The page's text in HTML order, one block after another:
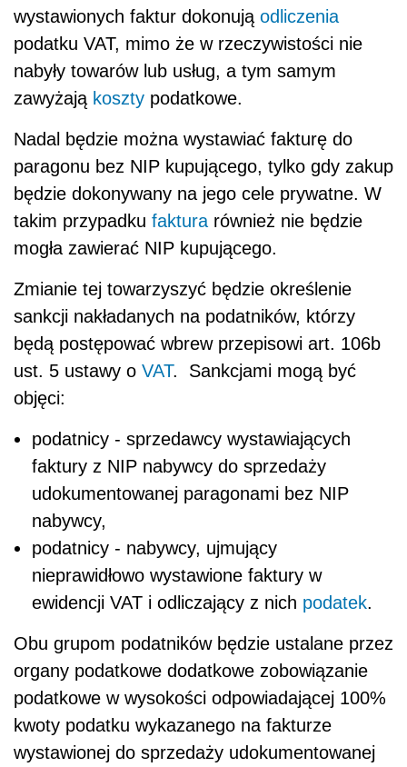
wystawionych faktur dokonują odliczenia
podatku VAT, mimo że w rzeczywistości nie
nabyły towarów lub usług, a tym samym
zawyżają koszty podatkowe.
Nadal będzie można wystawiać fakturę do
paragonu bez NIP kupującego, tylko gdy zakup
będzie dokonywany na jego cele prywatne. W
takim przypadku faktura również nie będzie
mogła zawierać NIP kupującego.
Zmianie tej towarzyszyć będzie określenie
sankcji nakładanych na podatników, którzy
będą postępować wbrew przepisowi art. 106b
ust. 5 ustawy o VAT. Sankcjami mogą być
objęci:
podatnicy - sprzedawcy wystawiających
faktury z NIP nabywcy do sprzedaży
udokumentowanej paragonami bez NIP
nabywcy,
podatnicy - nabywcy, ujmujący
nieprawidłowo wystawione faktury w
ewidencji VAT i odliczający z nich podatek.
Obu grupom podatników będzie ustalane przez
organy podatkowe dodatkowe zobowiązanie
podatkowe w wysokości odpowiadającej 100%
kwoty podatku wykazanego na fakturze
wystawionej do sprzedaży udokumentowanej